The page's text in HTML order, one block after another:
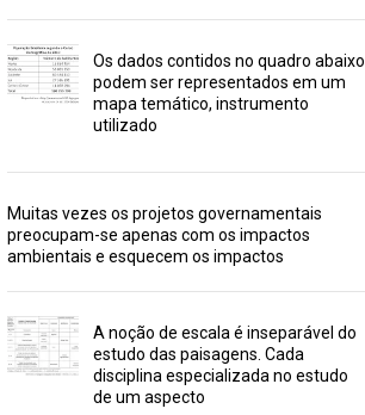
Os dados contidos no quadro abaixo
podem ser representados em um
mapa temático, instrumento
utilizado
Muitas vezes os projetos governamentais
preocupam-se apenas com os impactos
ambientais e esquecem os impactos
A noção de escala é inseparável do
estudo das paisagens. Cada
disciplina especializada no estudo
de um aspecto